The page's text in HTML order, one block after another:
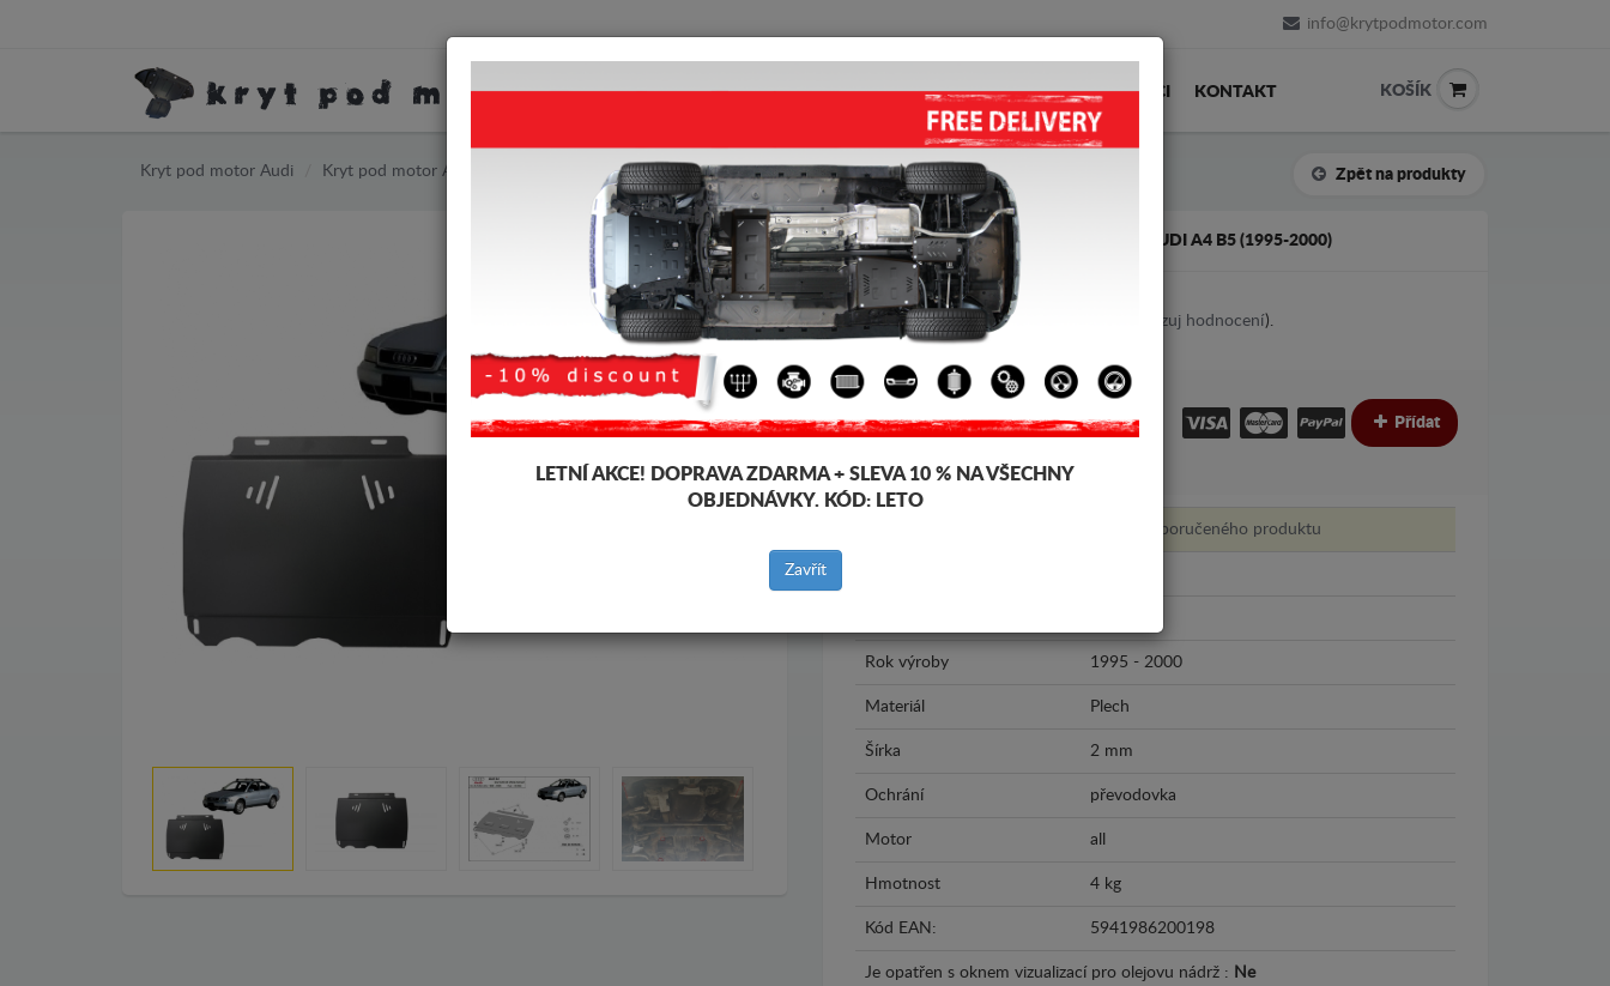
info@krytpodmotor.com
KRYT POD MOTOR HOME DOPRAVA FEEDBACK PRODEJCI KONTAKT KOŠÍK
Kryt pod motor Audi Kryt pod motor Audi A4 Zpět na produkty
KRYT POD MANUÁLNÍ PŘEVODOVKA AUDI A4 B5 (1995-2000)
3.25 out of5stars based on Ukazuj hodnocení).
Kód výrobku: 00.004
103 €
89€ Přídat
Tento produkt nelze namontovat bez doporučeného produktu
Rok výroby 1995 - 2000
Materiál Plech
Šírka 2 mm
Ochrání převodovka
Motor all
Hmotnost 4 kg
Kód EAN: 5941986200198
Je opatřen s oknem vizualizací pro olejovu nádrž : Ne
LETNÍ AKCE! DOPRAVA ZDARMA + SLEVA 10 % NA VŠECHNY
OBJEDNÁVKY. KÓD: LETO
Zavřít